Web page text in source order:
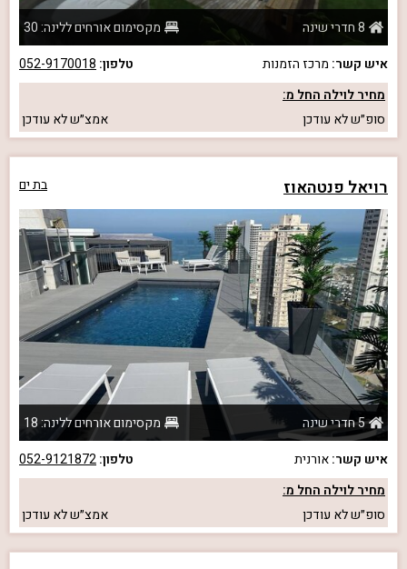
8 חדרי שינה
מקסימום אורחים ללינה: 30
איש קשר: מרכז הזמנות טלפון: 052-9170018
מחיר לוילה החל מ:
סופ״שלא עודכן אמצ״שלא עודכן
רויאל פנטהאוז בת ים
5 חדרי שינה
מקסימום אורחים ללינה: 18
איש קשר:אורנית טלפון:052-9121872
מחיר לוילה החל מ:
סופ״שלא עודכן אמצ״שלא עודכן